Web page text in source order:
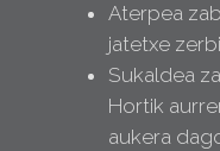
Aterpea
jatetxe
Sukaldea
Hortik
aukera